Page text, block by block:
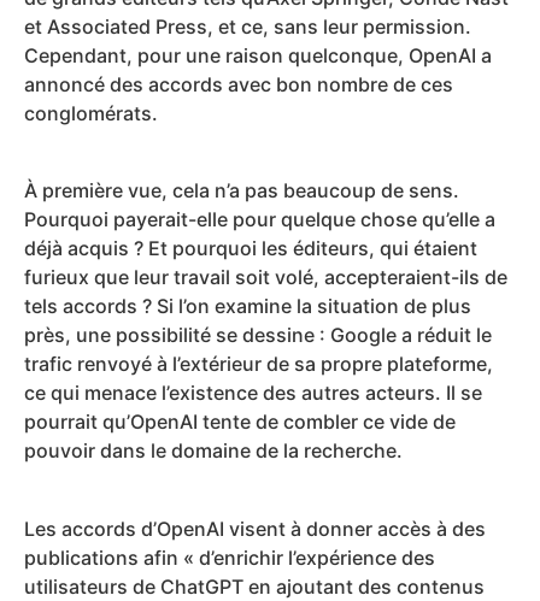
et Associated Press, et ce, sans leur permission.
Cependant, pour une raison quelconque, OpenAI a
annoncé des accords avec bon nombre de ces
conglomérats.
À première vue, cela n’a pas beaucoup de sens.
Pourquoi payerait-elle pour quelque chose qu’elle a
déjà acquis ? Et pourquoi les éditeurs, qui étaient
furieux que leur travail soit volé, accepteraient-ils de
tels accords ? Si l’on examine la situation de plus
près, une possibilité se dessine : Google a réduit le
trafic renvoyé à l’extérieur de sa propre plateforme,
ce qui menace l’existence des autres acteurs. Il se
pourrait qu’OpenAI tente de combler ce vide de
pouvoir dans le domaine de la recherche.
Les accords d’OpenAI visent à donner accès à des
publications afin « d’enrichir l’expérience des
utilisateurs de ChatGPT en ajoutant des contenus